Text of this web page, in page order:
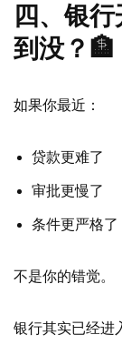
四、银
到没？🏦
如果你最近：
贷款更难了
审批更慢了
条件更严格了
不是你的错觉。
银行其实已经进